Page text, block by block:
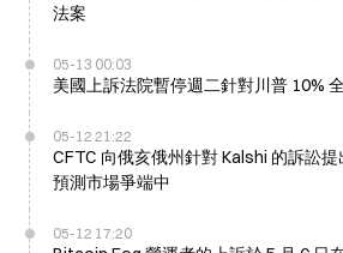
法案
05-13 00:03
美國上訴法院暫停週二針對川普 10%
05-12 21:22
CFTC 向俄亥俄州針對 Kalshi 的訴訟
預測市場爭端中
05-12 17:20